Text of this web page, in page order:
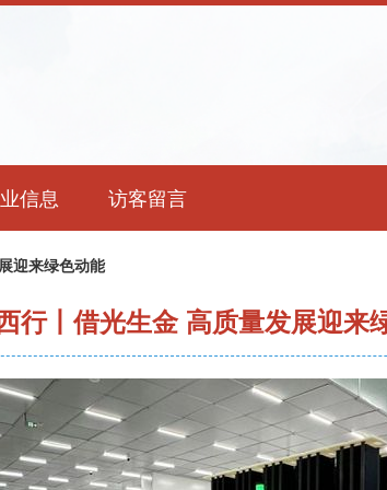
信息 访客留言
迎来绿色动能
行丨借光生金 高质量发展迎来